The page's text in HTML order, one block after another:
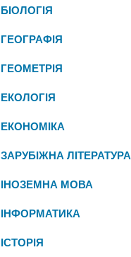
БІОЛОГІЯ
ГЕОГРАФІЯ
ГЕОМЕТРІЯ
ЕКОЛОГІЯ
ЕКОНОМІКА
ЗАРУБІЖНА ЛІТЕРАТУРА
ІНОЗЕМНА МОВА
ІНФОРМАТИКА
ІСТОРІЯ